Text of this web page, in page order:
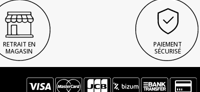
RETRAIT EN
MAGASIN
PAIEMENT
SÉCURISÉ